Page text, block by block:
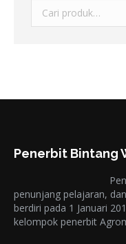
Penerbit Bintang
penunjang pelajaran,
berdiri pada 1 Januari
kelompok penerbit